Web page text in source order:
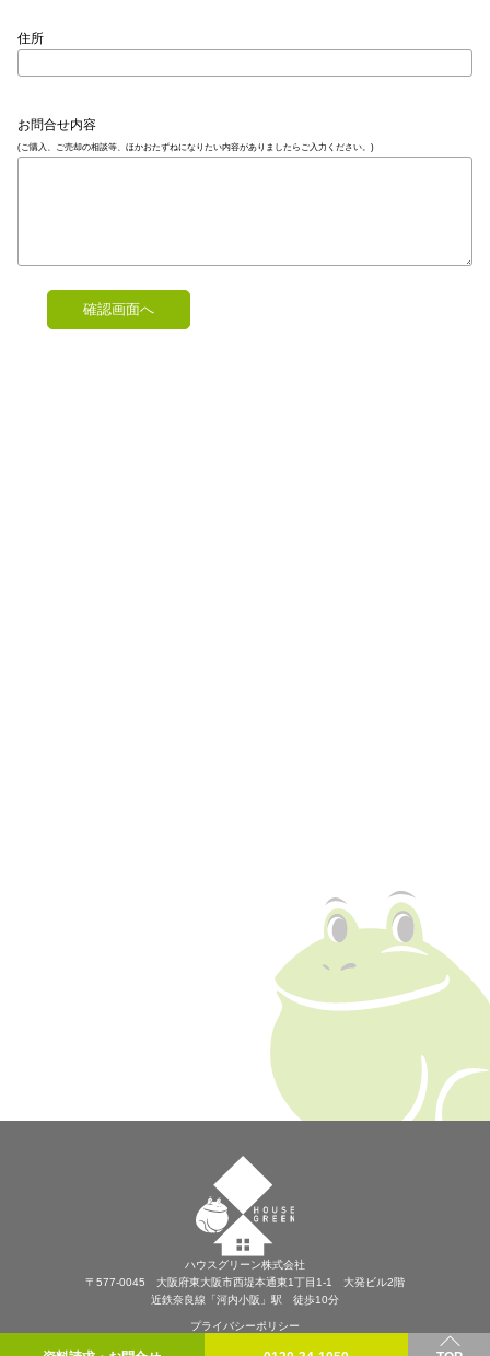
住所
お問合せ内容
(ご購入、ご売却の相談等、ほかおたずねになりたい内容がありましたらご入力ください。)
ハウスグリーン株式会社
〒577-0045 大阪府東大阪市西堤本通東1丁目1-1 大発ビル2階
近鉄奈良線「河内小阪」駅 徒歩10分
プライバシーポリシー